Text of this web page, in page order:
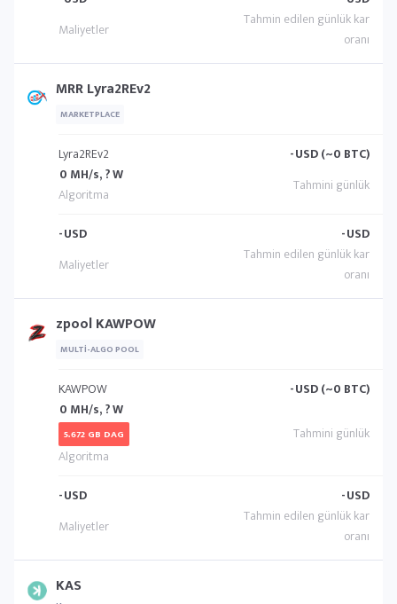
MRR Lyra2REv2
MARKETPLACE
Lyra2REv2
0 MH/s, ? W
-USD (~0 BTC)
-USD -USD
zpool KAWPOW
MULTI-ALGO POOL
KAWPOW
0 MH/s, ? W
5.672 GB DAG
-USD (~0 BTC)
-USD -USD
KAS